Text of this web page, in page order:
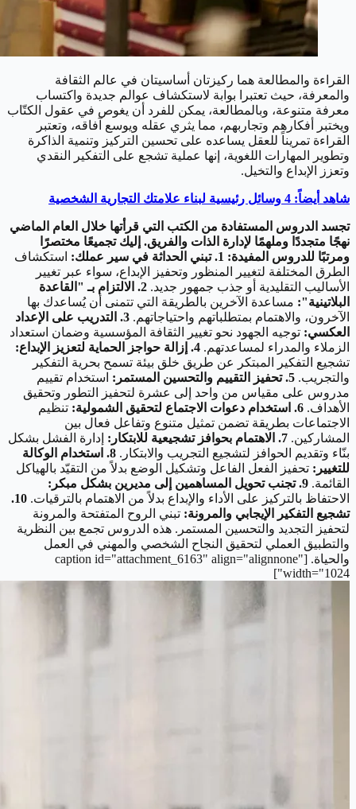
القراءة والمطالعة هما ركيزتان أساسيتان في عالم الثقافة
والمعرفة، حيث تعتبرا بوابة لاستكشاف عوالم جديدة واكتساب
معرفة متنوعة، وبالمطالعة، يمكن للفرد أن يغوص في عقول الكتّاب
ويختبر أفكارهم وتجاربهم، مما يثري عقله ويوسع آفاقه، وتعتبر
القراءة تمريناً للعقل يساعده على تحسين التركيز وتنمية الذاكرة
وتطوير المهارات اللغوية، إنها عملية تشجع على التفكير النقدي
وتعزز الإبداع والتخيل.
شاهد أيضاً: 4 وسائل رئيسية لبناء علامتك التجارية الشخصية
تجسد الدروس المستفادة من الكتب التي قرأتها خلال العام الماضي
نهجًا متجددًا وملهمًا لإدارة الذات والفريق. إليك تجميعًا مختصرًا
ومرتبًا للدروس المفيدة: 1. تبني الحداثة في سير عملك:
استكشاف
الطرق المختلفة لتغيير المنظور وتحفيز الإبداع، سواء عبر تغيير
الأساليب التقليدية أو جذب جمهور جديد.
2. الالتزام بـ "القاعدة
البلاتينية": مساعدة الآخرين بالطريقة التي تتمنى أن يُساعدك بها
الآخرون، والاهتمام بمتطلباتهم واحتياجاتهم.
3. التدريب على الإعداد
العكسي: توجيه الجهود نحو تغيير الثقافة المؤسسية وضمان استعداد
الزملاء والمدراء لمساعدتهم. 4. إزالة حواجز الحماية لتعزيز الإبداع:
تشجيع التفكير المبتكر عن طريق خلق بيئة تسمح بحرية التفكير
والتجريب. 5. تحفيز التقييم والتحسين المستمر:
استخدام تقييم
مدروس على مقياس من واحد إلى عشرة لتحفيز التطور وتحقيق
الأهداف. 6. استخدام دعوات الاجتماع لتحقيق الشمولية:
تنظيم
الاجتماعات بطريقة تضمن تمثيل متنوع وتفاعل فعال بين
المشاركين. 7. الاهتمام بحوافز تشجيعية للابتكار:
إدارة الفشل بشكل
بنّاء وتقديم الحوافز لتشجيع التجريب والابتكار.
8. استخدام الوكالة
للتغيير: تحفيز الفعل الفاعل وتشكيل الوضع بدلاً من التقيّد بالهياكل
القائمة. 9. تجنب تحويل المساهمين إلى مديرين بشكل مبكر:
الاحتفاظ بالتركيز على الأداء والإبداع بدلاً من الاهتمام بالترقيات.
10.
تشجيع التفكير الإيجابي والمرونة: تبني الروح المتفتحة والمرونة
لتحفيز التجديد والتحسين المستمر. هذه الدروس تجمع بين النظرية
والتطبيق العملي لتحقيق النجاح الشخصي والمهني في العمل
والحياة. [caption id="attachment_6163" align="alignnone"
width="1024"]